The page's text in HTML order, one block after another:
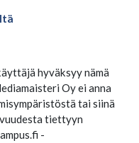
hyväksyy nämä
Oy ei anna
tai siinä
tiettyyn
-